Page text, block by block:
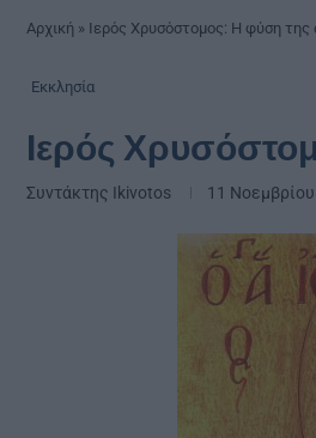
Αρχική » Ιερός Χρυσόστομος: Η φύση της
Εκκλησία
Ιερός
Συντάκτης Ikivotos 11